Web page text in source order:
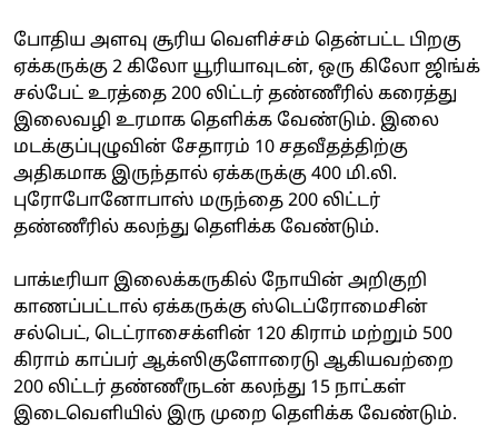
போதிய அளவு சூரிய வெளிச்சம் தென்பட்ட பிறகு
ஏக்கருக்கு 2 கிலோ யூரியாவுடன், ஒரு கிலோ ஜிங்க்
சல்பேட் உரத்தை 200 லிட்டர் தண்ணீரில் கரைத்து
இலைவழி உரமாக தெளிக்க வேண்டும். இலை
மடக்குப்புழுவின் சேதாரம் 10 சதவீதத்திற்கு
அதிகமாக இருந்தால் ஏக்கருக்கு 400 மி.லி.
புரோபோனோபாஸ் மருந்தை 200 லிட்டர்
தண்ணீரில் கலந்து தெளிக்க வேண்டும்.
பாக்டீரியா இலைக்கருகில் நோயின் அறிகுறி
காணப்பட்டால் ஏக்கருக்கு ஸ்டெப்ரோமைசின்
சல்பெட், டெட்ராசைக்ளின் 120 கிராம் மற்றும் 500
கிராம் காப்பர் ஆக்ஸிகுளோரைடு ஆகியவற்றை
200 லிட்டர் தண்ணீருடன் கலந்து 15 நாட்கள்
இடைவெளியில் இரு முறை தெளிக்க வேண்டும்.